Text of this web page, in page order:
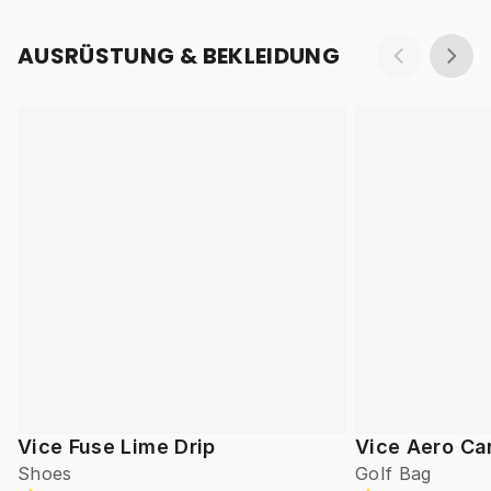
AUSRÜSTUNG & BEKLEIDUNG
Vice Fuse Lime Drip
Shoes
Vice Aero
Golf Bag